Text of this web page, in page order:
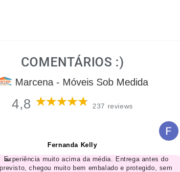
COMENTÁRIOS :)
Marcena - Móveis Sob Medida
4,8 237 reviews
Fernanda Kelly
Experiência muito acima da média. Entrega antes do
previsto, chegou muito bem embalado e protegido, sem